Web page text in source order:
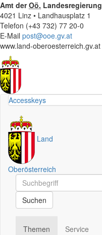
Amt derOö. Landesregierung
4021 Linz • Landhausplatz 1
Telefon (+43 732) 77 20-0
E-Mail post@ooe.gv.at
www.land-oberoesterreich.gv.at
Accesskeys
Land
Oberösterreich
Schnellsuche
Schnellsuche
Suchen
Themen
Service